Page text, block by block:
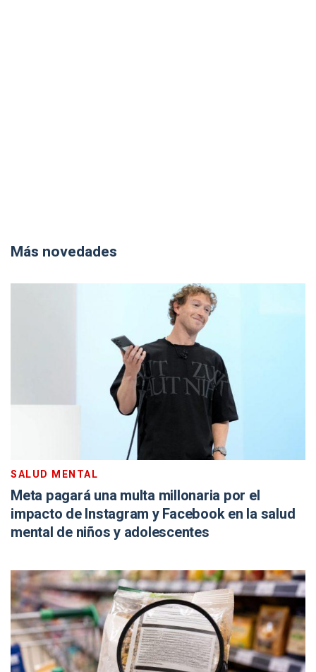
Más novedades
SALUD MENTAL
Meta pagará una multa millonaria por el
impacto de Instagram y Facebook en la salud
mental de niños y adolescentes